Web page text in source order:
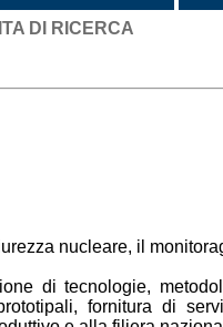
DI RICERCA
nucleare, il
di tecnologie,
fornitura di